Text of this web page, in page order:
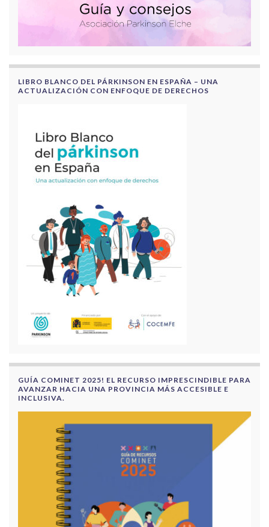
LIBRO BLANCO DEL PÁRKINSON EN ESPAÑA – UNA
ACTUALIZACIÓN CON ENFOQUE DE DERECHOS
GUÍA COMINET 2025! EL RECURSO IMPRESCINDIBLE PARA
AVANZAR HACIA UNA PROVINCIA MÁS ACCESIBLE E
INCLUSIVA.